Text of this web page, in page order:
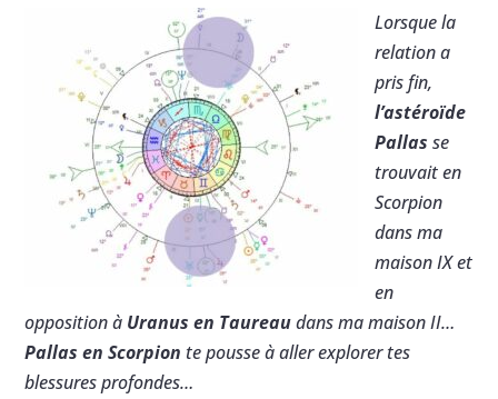
Lorsque la
relation a
pris fin,
l’astéroïde
Pallas se
trouvait en
Scorpion
dans ma
maison IX et
en
opposition à Uranus en Taureaudans ma maison II…
Pallas en Scorpion te pousse à aller explorer tes
blessures profondes…